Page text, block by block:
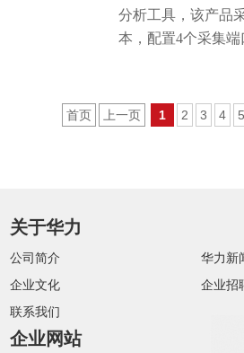
分析工具，该产品
本，配置4个采集端
记录、在线/离线分
接在网络任意位置
首页 上一页 1 2 3 4 5
关于华力
公司简介
华力新
企业文化
企业招
联系我们
企业网站